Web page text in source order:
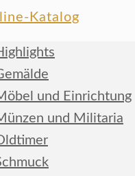
Katalog
und Einrichtung
und Militaria